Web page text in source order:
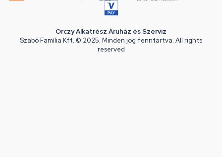
Orczy Alkatrész Áruház és Szerviz
Szabó Família Kft. © 2025. Minden jog fenntartva. All rights
reserved